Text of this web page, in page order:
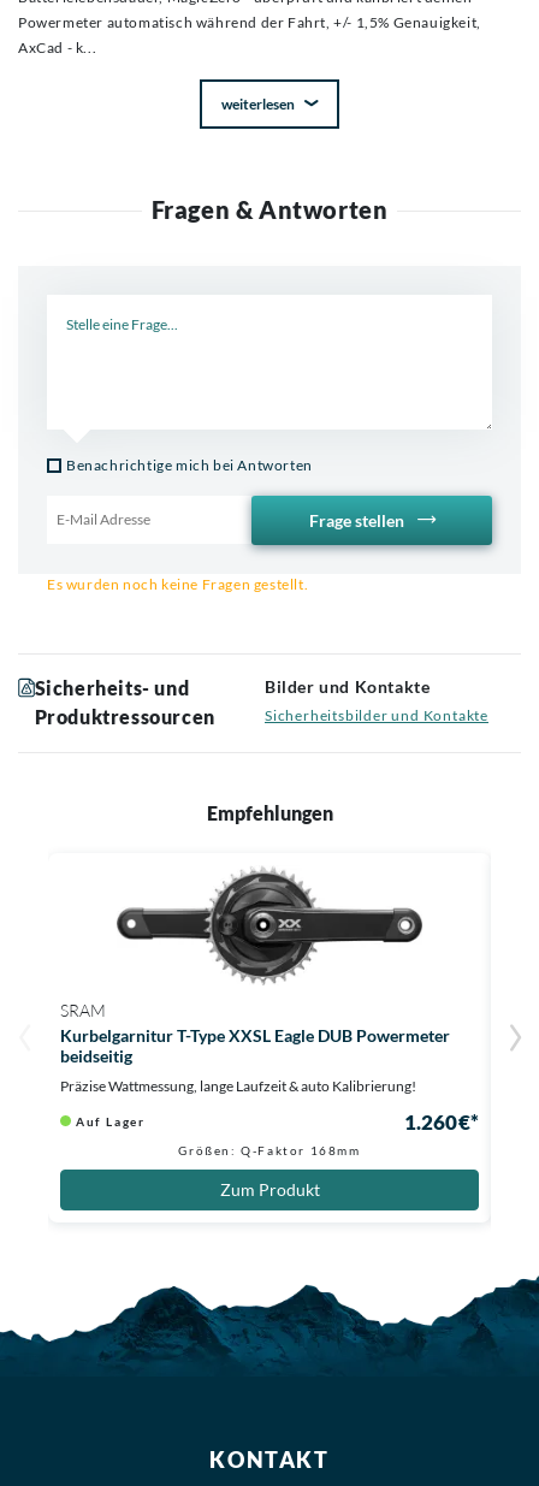
Powermeter automatisch während der Fahrt, +/- 1,5% Genauigkeit,
AxCad - k
weiterlesen
Fragen & Antworten
Benachrichtige mich bei Antworten
Frage stellen
Es wurden noch keine Fragen gestellt.
Sicherheits- und
Produktressourcen
Bilder und Kontakte
Sicherheitsbilder und Kontakte
Empfehlungen
SRAM
Kurbelgarnitur T-Type XXSL Eagle DUB Powermeter
beidseitig
Präzise Wattmessung, lange Laufzeit & auto Kalibrierung!
Auf Lager 1.260 €*
Größen: Q-Faktor 168mm
Zum Produkt
KONTAKT